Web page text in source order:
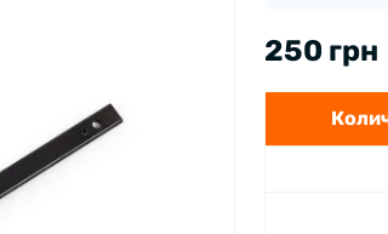
250 грн